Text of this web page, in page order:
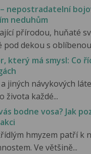
nepostradatelní
neduhům
přírodou, huňaté
pod dekou s
který má smysl: Co
jiných návykových
života každé...
bodne vosa? Jak
hmyzem patří k
Ve většině...